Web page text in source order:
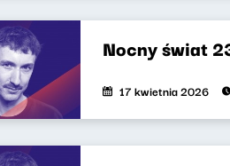
Nocny świat
17 kwietnia 2026